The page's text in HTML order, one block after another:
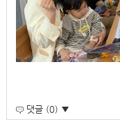
댓글 (0) ▼